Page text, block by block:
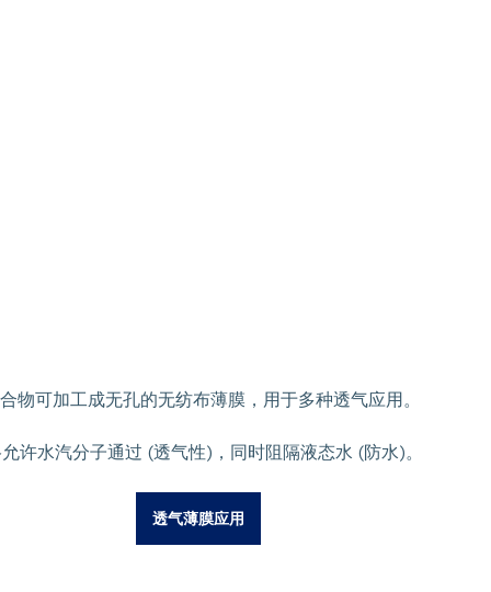
物可加工成无孔的无纺布薄膜，用于多种透气应用。
许水汽分子通过 (透气性)，同时阻隔液态水 (防水)。
透气薄膜应用